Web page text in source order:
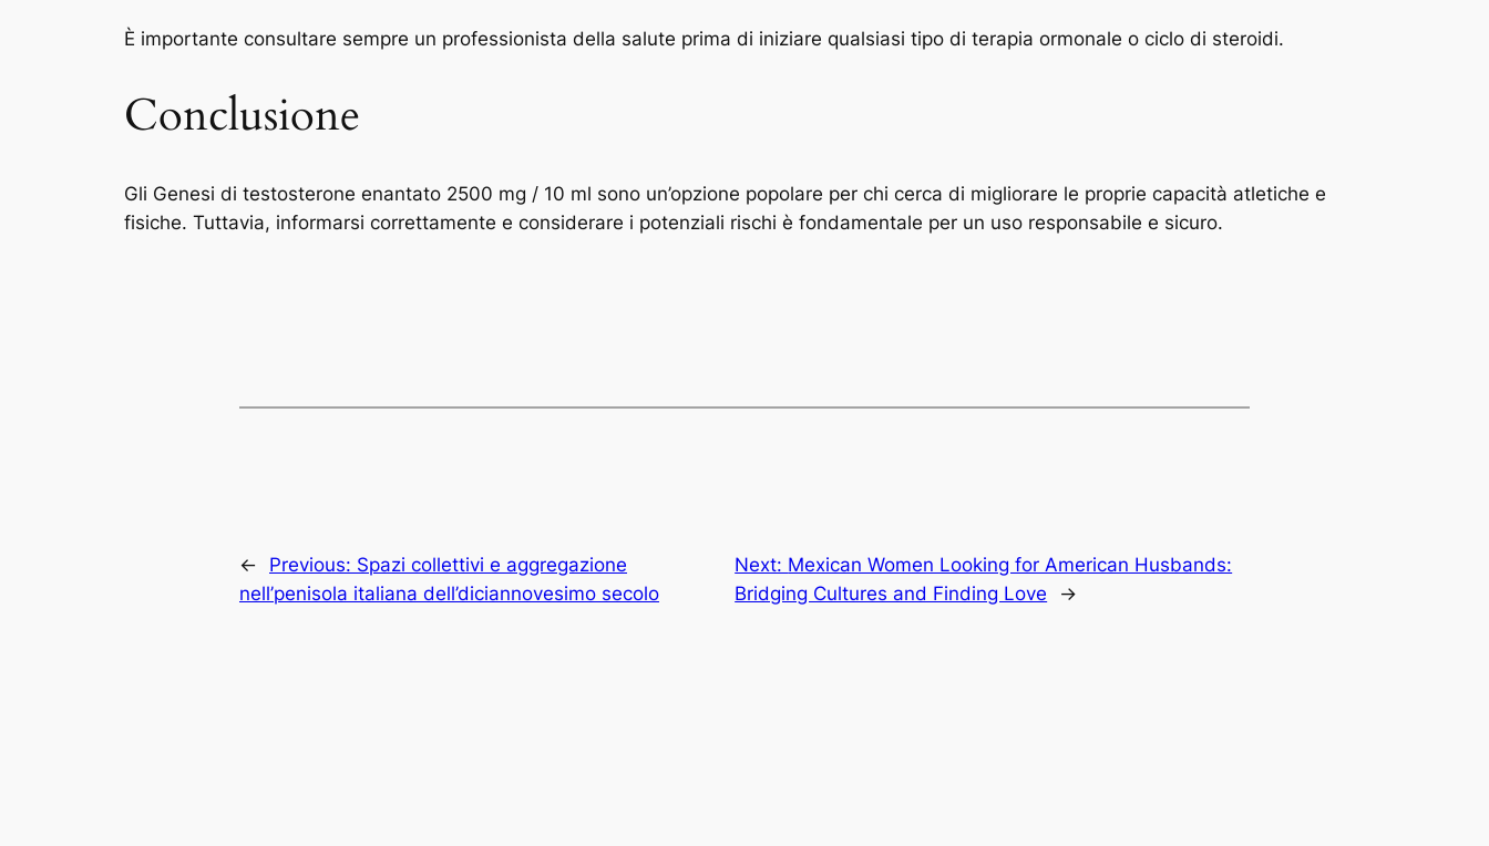
È importante consultare sempre un professionista della salute prima di iniziare qualsiasi tipo di terapia ormonale o ciclo di steroidi.
Conclusione
Gli Genesi di testosterone enantato 2500 mg / 10 ml sono un’opzione popolare per chi cerca di migliorare le proprie capacità atletiche e
fisiche. Tuttavia, informarsi correttamente e considerare i potenziali rischi è fondamentale per un uso responsabile e sicuro.
← Previous: Spazi collettivi e aggregazione
nell’penisola italiana dell’diciannovesimo secolo
Next: Mexican Women Looking for American Husbands:
Bridging Cultures and Finding Love
→